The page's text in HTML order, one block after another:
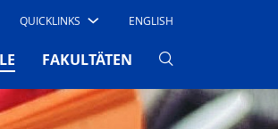
QUICKLINKS ENGLISH
(CURRENT)
FAKULTÄTEN